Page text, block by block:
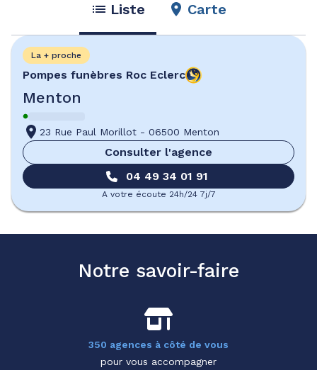
Liste Carte
Pompes funèbres Roc Eclerc
Menton
La + proche
23 Rue Paul Morillot - 06500 Menton
Consulter l'agence
04 49 34 01 91
A votre écoute 24h/24 7j/7
Notre savoir-faire
350 agences à côté de vous
pour vous accompagner